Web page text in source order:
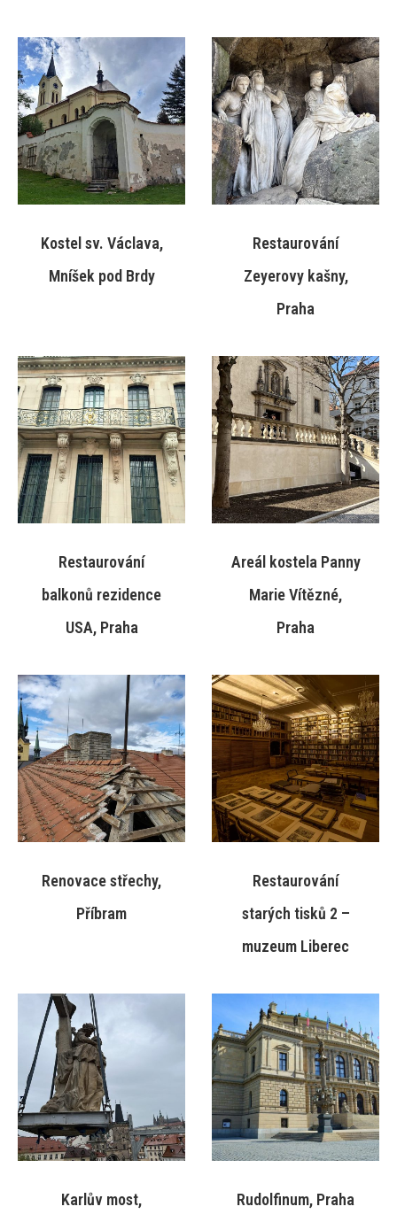
Kostel sv. Václava,
Mníšek pod Brdy
Restaurování
Zeyerovy kašny,
Praha
Restaurování
balkonů rezidence
USA, Praha
Areál kostela Panny
Marie Vítězné,
Praha
Renovace střechy,
Příbram
Restaurování
starých tisků 2 –
muzeum Liberec
Karlův most,
Rudolfinum, Praha